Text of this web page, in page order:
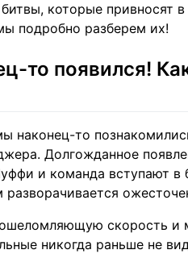
которые привносят
подробно разберем их!
то появился!
наконец-то
Долгожданное
и команда вступают в
скорость и
никогда раньше не